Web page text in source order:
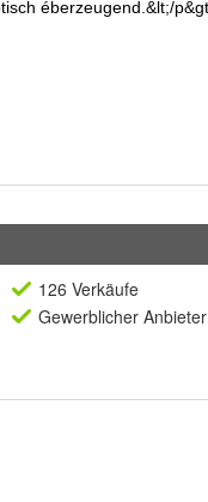
126 Verkäufe
Gewerblicher Anbieter